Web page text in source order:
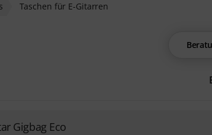
Taschen für E-Gitarren
Gigbag Eco